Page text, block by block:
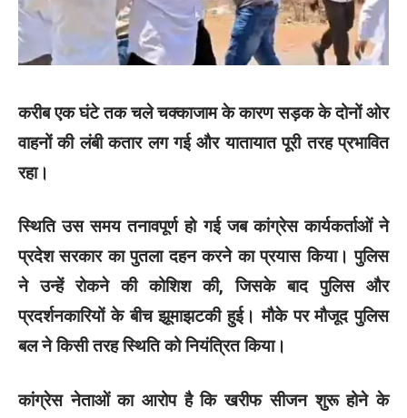
करीब एक घंटे तक चले चक्काजाम के कारण सड़क के दोनों ओर
वाहनों की लंबी कतार लग गई और यातायात पूरी तरह प्रभावित
रहा।
स्थिति उस समय तनावपूर्ण हो गई जब कांग्रेस कार्यकर्ताओं ने
प्रदेश सरकार का पुतला दहन करने का प्रयास किया। पुलिस
ने उन्हें रोकने की कोशिश की, जिसके बाद पुलिस और
प्रदर्शनकारियों के बीच झूमाझटकी हुई। मौके पर मौजूद पुलिस
बल ने किसी तरह स्थिति को नियंत्रित किया।
कांग्रेस नेताओं का आरोप है कि खरीफ सीजन शुरू होने के